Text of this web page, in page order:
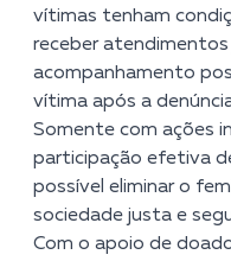
vítimas tenham
receber atendimentos
acompanhamento
vítima após a
Somente com ações
participação efetiva
possível eliminar o
sociedade justa e
Com o apoio de